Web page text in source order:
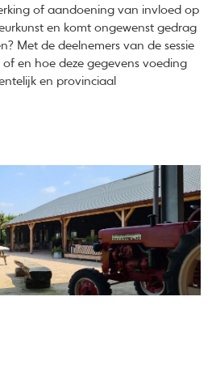
of aandoening van invloed op
en komt ongewenst gedrag
Met de deelnemers van de sessie
en hoe deze gegevens voeding
en provinciaal